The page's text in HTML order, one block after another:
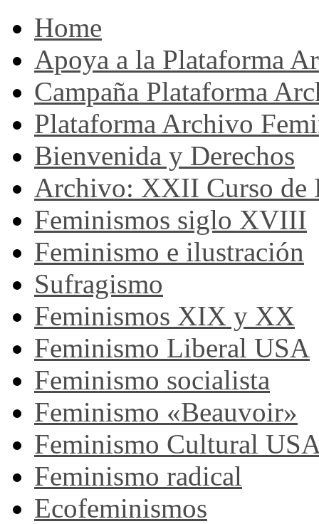
Home
Apoya a la Plataforma
Campaña Plataforma
Plataforma Archivo
Bienvenida y Derechos
Archivo: XXII Curso de
Feminismos siglo XVIII
Feminismo e ilustración
Sufragismo
Feminismos XIX y XX
Feminismo Liberal USA
Feminismo socialista
Feminismo «Beauvoir»
Feminismo Cultural
Feminismo radical
Ecofeminismos